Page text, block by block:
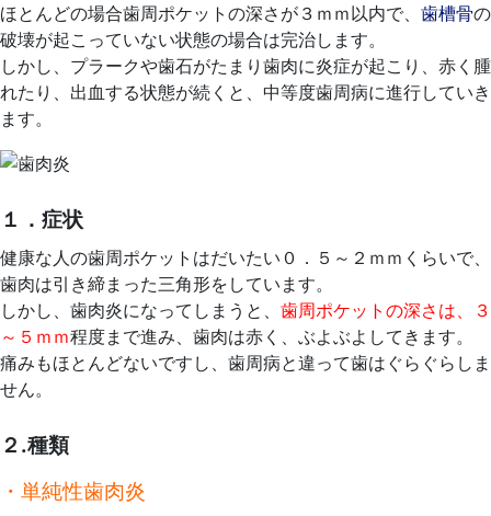
ル
ク
リ
ニ
ほとんどの場合歯周ポケットの深さが３ｍｍ以内で、 歯槽骨の
破壊が起こっていない状態の場合は完治します。
しかし、プラークや歯石がたまり歯肉に炎症が起こり、赤く腫
れたり、出血する状態が続くと、中等度歯周病に進行していき
ます。
１．症状
健康な人の歯周ポケットはだいたい０．５～２ｍｍくらいで、
歯肉は引き締まった三角形をしています。
しかし、歯肉炎になってしまうと、 歯周ポケットの深さは、３
～５ｍｍ程度まで進み、歯肉は赤く、ぶよぶよしてきます。
痛みもほとんどないですし、歯周病と違って歯はぐらぐらしま
せん。
２.種類
・単純性歯肉炎